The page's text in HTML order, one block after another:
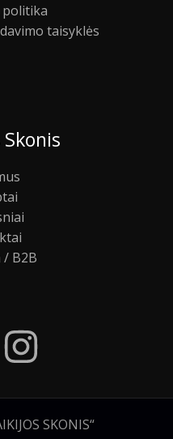
taisyklės
/ B2B
SKONIS“